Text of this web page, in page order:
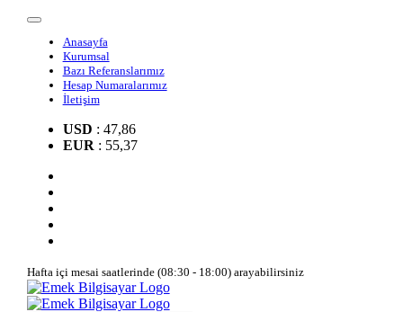
Anasayfa
Kurumsal
Bazı Referanslarımız
Hesap Numaralarımız
İletişim
USD : 47,86
EUR : 55,37
Hafta içi mesai saatlerinde (08:30 - 18:00) arayabilirsiniz